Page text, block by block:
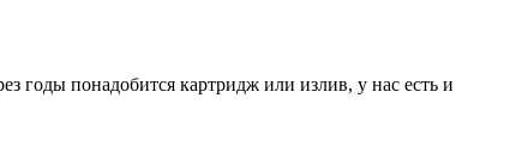
годы понадобится картридж или излив, у нас есть и